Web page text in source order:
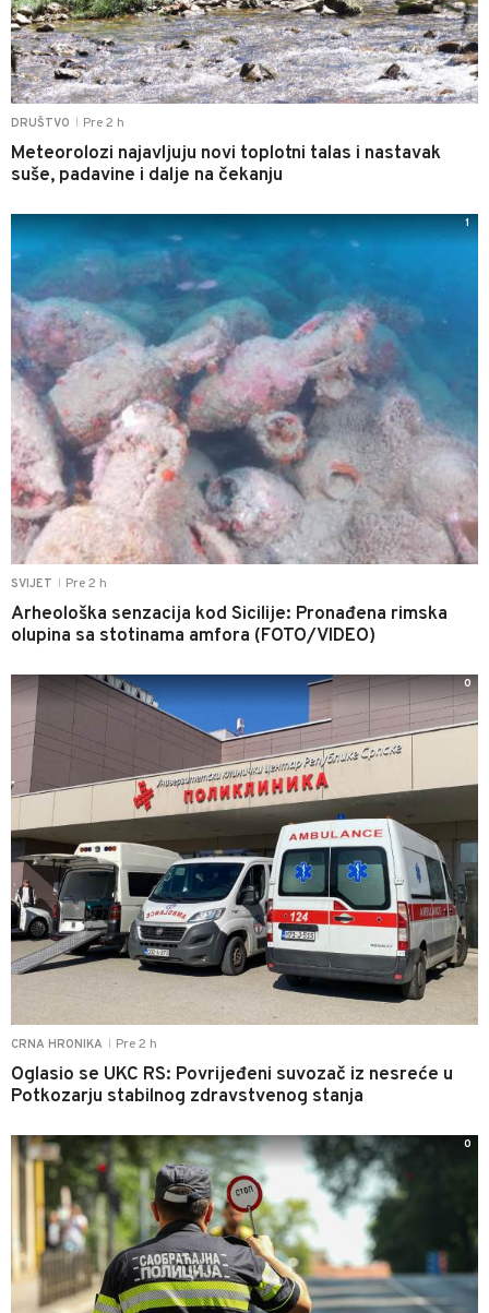
DRUŠTVO Pre 2 h
Meteorolozi najavljuju novi toplotni talas i nastavak
suše, padavine i dalje na čekanju
SVIJET Pre 2 h
Arheološka senzacija kod Sicilije: Pronađena rimska
olupina sa stotinama amfora (FOTO/VIDEO)
1
CRNA HRONIKA Pre 2 h
Oglasio se UKC RS: Povrijeđeni suvozač iz nesreće u
Potkozarju stabilnog zdravstvenog stanja
0
0